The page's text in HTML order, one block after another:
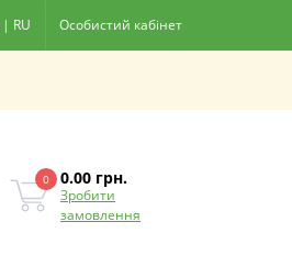
| RU Особистий кабінет
0 0.00 грн.
Зробити
замовлення